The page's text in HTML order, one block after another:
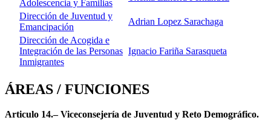
Adolescencia y Familias
Dirección de Juventud y
Emancipación
Adrian Lopez Sarachaga
Dirección de Acogida e
Integración de las Personas
Inmigrantes
Ignacio Fariña Sarasqueta
ÁREAS / FUNCIONES
Articulo 14.– Viceconsejería de Juventud y Reto Demográfico.